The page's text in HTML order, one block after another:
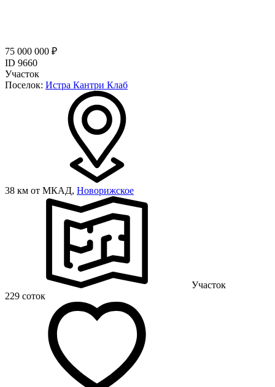
75 000 000 ₽
ID 9660
Участок
Поселок: Истра Кантри Клаб
38 км от МКАД, Новорижское
Участок
229 соток